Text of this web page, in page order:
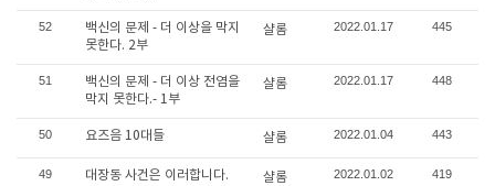
52
백신의 문제 - 더 이상을 막지
못한다. 2부
샬롬 2022.01.17 445
51
백신의 문제 - 더 이상 전염을
막지 못한다.- 1부
샬롬 2022.01.17 448
50 요즈음 10대들 샬롬 2022.01.04 443
49 대장동 사건은 이러합니다. 샬롬 2022.01.02 419